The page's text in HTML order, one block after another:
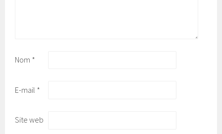
Nom *
E-mail *
Site web